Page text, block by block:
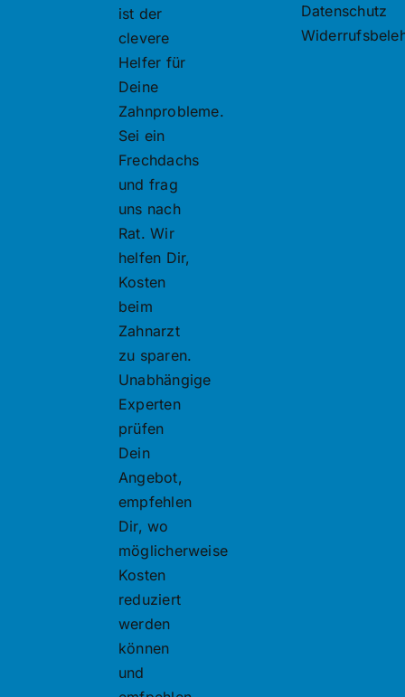
ist der
clevere
Helfer für
Deine
Zahnprobleme.
Sei ein
Frechdachs
und frag
uns nach
Rat. Wir
helfen Dir,
Kosten
beim
Zahnarzt
zu sparen.
Unabhängige
Experten
prüfen
Dein
Angebot,
empfehlen
Dir, wo
möglicherweise
Kosten
reduziert
werden
können
und
Datenschutz